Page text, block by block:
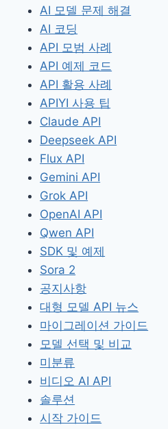
AI 모델 문제 해결
AI 코딩
API 모범 사례
API 예제 코드
API 활용 사례
APIYI 사용 팁
Claude API
Deepseek API
Flux API
Gemini API
Grok API
OpenAI API
Qwen API
SDK 및 예제
Sora 2
공지사항
대형 모델 API 뉴스
마이그레이션 가이드
모델 선택 및 비교
미분류
비디오 AI API
솔루션
시작 가이드